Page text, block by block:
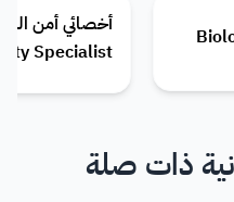
Specialist
ذات صلة